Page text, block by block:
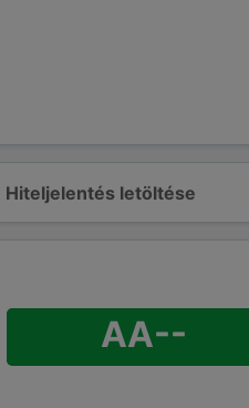
Hiteljelentés letöltése
AA--